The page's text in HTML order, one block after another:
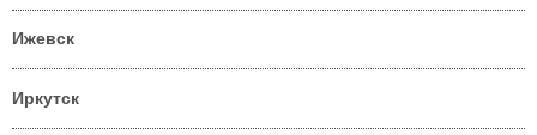
Ижевск
Иркутск